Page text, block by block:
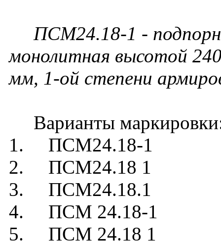
ПСМ24.18-1 -
монолитная высотой
мм, 1-ой степени
Варианты
1. ПСМ24.18-1
2. ПСМ24.18 1
3. ПСМ24.18.1
4. ПСМ 24.18-1
5. ПСМ 24.18 1